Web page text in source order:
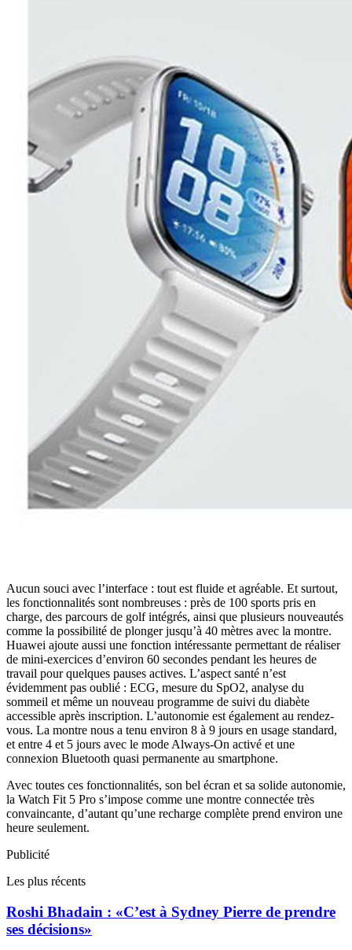
Aucun souci avec l’interface : tout est fluide et agréable. Et surtout,
les fonctionnalités sont nombreuses : près de 100 sports pris en
charge, des parcours de golf intégrés, ainsi que plusieurs nouveautés
comme la possibilité de plonger jusqu’à 40 mètres avec la montre.
Huawei ajoute aussi une fonction intéressante permettant de réaliser
de mini-exercices d’environ 60 secondes pendant les heures de
travail pour quelques pauses actives. L’aspect santé n’est
évidemment pas oublié : ECG, mesure du SpO2, analyse du
sommeil et même un nouveau programme de suivi du diabète
accessible après inscription. L’autonomie est également au rendez-
vous. La montre nous a tenu environ 8 à 9 jours en usage standard,
et entre 4 et 5 jours avec le mode Always-On activé et une
connexion Bluetooth quasi permanente au smartphone.
Avec toutes ces fonctionnalités, son bel écran et sa solide autonomie,
la Watch Fit 5 Pro s’impose comme une montre connectée très
convaincante, d’autant qu’une recharge complète prend environ une
heure seulement.
Publicité
Les plus récents
Roshi Bhadain : «C’est à Sydney Pierre de prendre
ses décisions»